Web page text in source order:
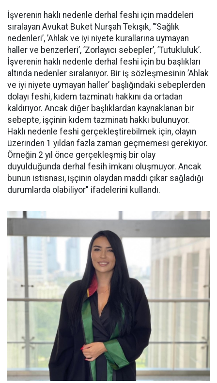
İşverenin haklı nedenle derhal feshi için maddeleri
sıralayan Avukat Buket Nurşah Tekışık, "’Sağlık
nedenleri’, ’Ahlak ve iyi niyete kurallarına uymayan
haller ve benzerleri’, ’Zorlayıcı sebepler’, ’Tutukluluk’.
İşverenin haklı nedenle derhal feshi için bu başlıkları
altında nedenler sıralanıyor. Bir iş sözleşmesinin ’Ahlak
ve iyi niyete uymayan haller’ başlığındaki sebeplerden
dolayı feshi, kıdem tazminatı hakkını da ortadan
kaldırıyor. Ancak diğer başlıklardan kaynaklanan bir
sebepte, işçinin kıdem tazminatı hakkı bulunuyor.
Haklı nedenle feshi gerçekleştirebilmek için, olayın
üzerinden 1 yıldan fazla zaman geçmemesi gerekiyor.
Örneğin 2 yıl önce gerçekleşmiş bir olay
duyulduğunda derhal fesih imkanı oluşmuyor. Ancak
bunun istisnası, işçinin olaydan maddi çıkar sağladığı
durumlarda olabiliyor" ifadelerini kullandı.